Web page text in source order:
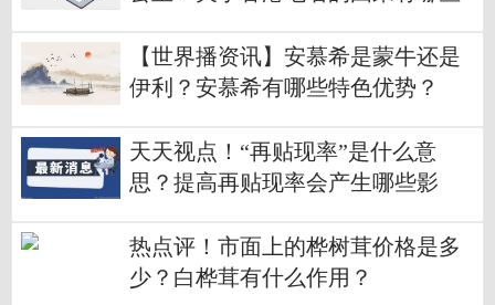
【世界播资讯】安慕希是蒙牛还是
伊利？安慕希有哪些特色优势？
天天视点！“再贴现率”是什么意
思？提高再贴现率会产生哪些影
热点评！市面上的桦树茸价格是多
少？白桦茸有什么作用？